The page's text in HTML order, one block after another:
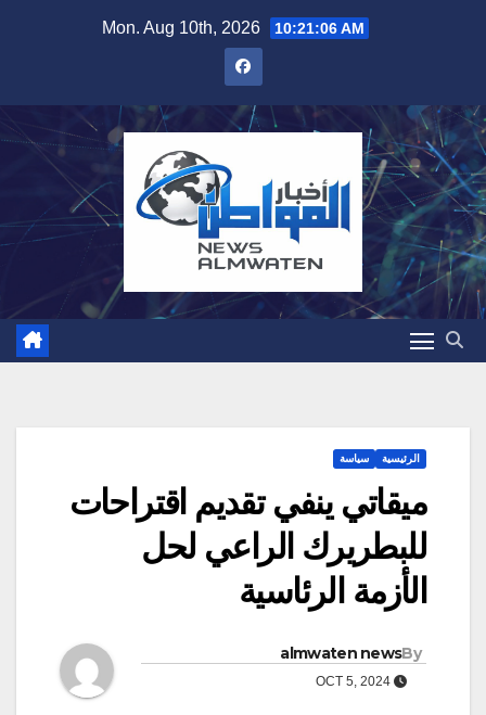
Mon. Aug 10th, 2026 10:21:07 AM
الرئيسية سياسة
ميقاتي ينفي تقديم اقتراحات
للبطريرك الراعي لحل
الأزمة الرئاسية
By
almwaten news